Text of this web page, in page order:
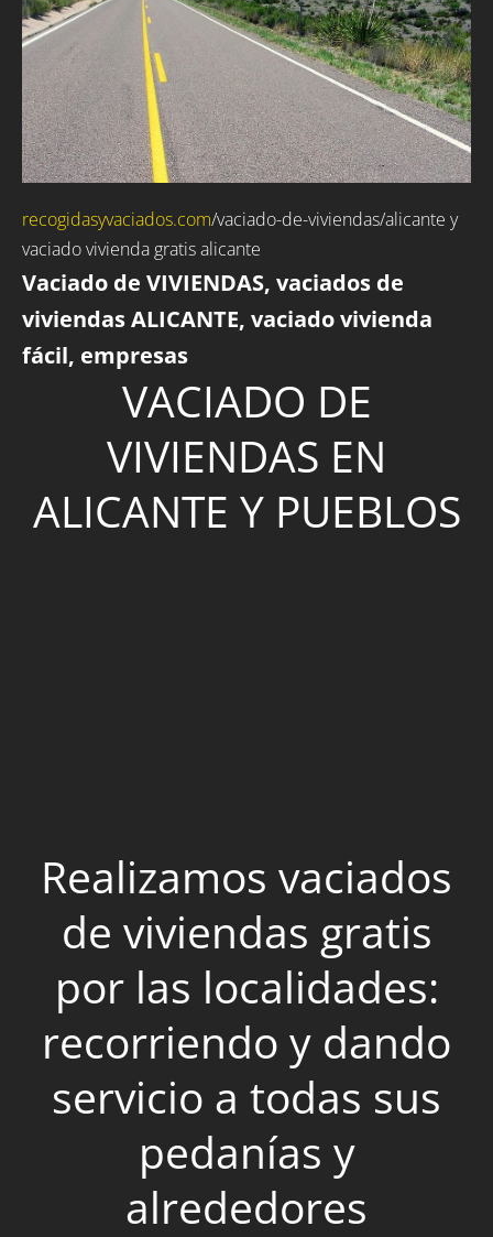
recogidasyvaciados.com/vaciado-de-viviendas/alicante y
vaciado vivienda gratis alicante
Vaciado de VIVIENDAS, vaciados de
viviendas ALICANTE, vaciado vivienda
fácil, empresas
VACIADO DE
VIVIENDAS EN
ALICANTE Y PUEBLOS
Realizamos vaciados
de viviendas gratis
por las localidades:
recorriendo y dando
servicio a todas sus
pedanías y
alrededores